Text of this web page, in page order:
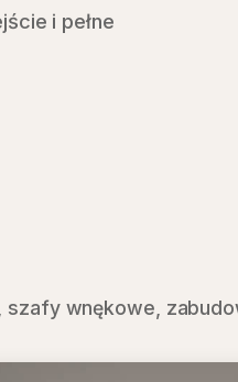
i pełne
wnękowe,